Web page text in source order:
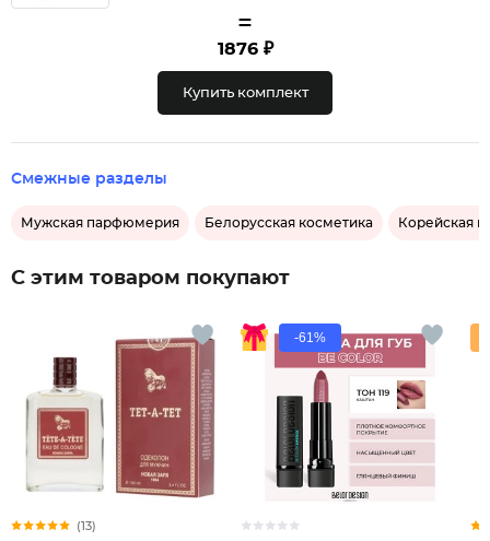
=
1876 ₽
Купить комплект
Смежные разделы
Мужская парфюмерия Белорусская косметика Корейская
С этим товаром покупают
(13)
-61%